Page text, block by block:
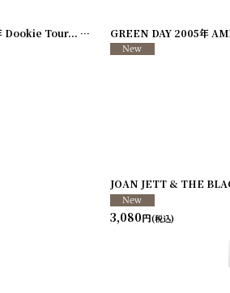
Dookie Tour... [260107-03]
GREEN DAY 2005年
JOAN JETT & THE
3,080円(税込)